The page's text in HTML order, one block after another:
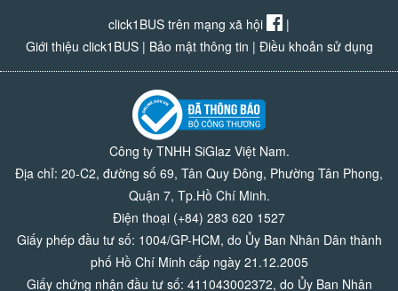
click1BUS trên mạng xã hội
|
Giới thiệu click1BUS| Bảo mật thông tin | Điều khoản sử dụng
Công ty TNHH SiGlaz Việt Nam.
Địa chỉ: 20-C2, đường số 69, Tân Quy Đông, Phường Tân Phong,
Quận 7, Tp.Hồ Chí Minh.
Điện thoại (+84) 283 620 1527
Giấy phép đầu tư số: 1004/GP-HCM, do Ủy Ban Nhân Dân thành
phố Hồ Chí Minh cấp ngày 21.12.2005
Giấy chứng nhận đầu tư số: 411043002372, do Ủy Ban Nhân